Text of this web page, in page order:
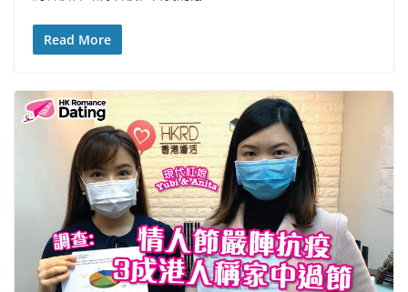
Read More